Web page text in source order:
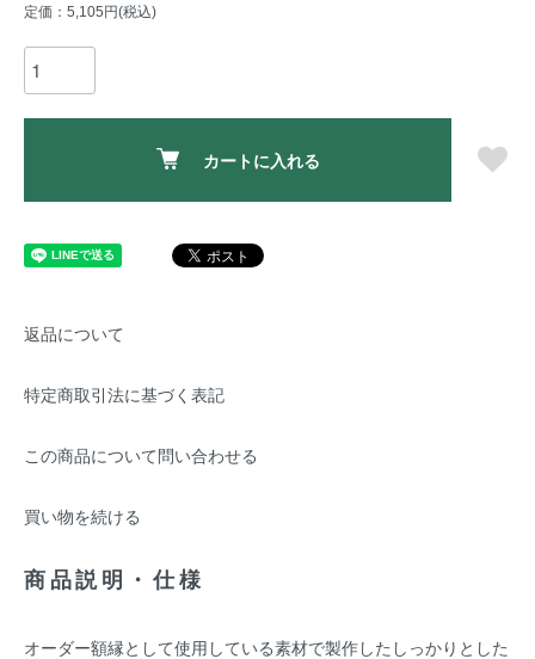
定価：5,105円(税込)
カートに入れる
返品について
特定商取引法に基づく表記
この商品について問い合わせる
買い物を続ける
商品説明・仕様
オーダー額縁として使用している素材で製作したしっかりとした